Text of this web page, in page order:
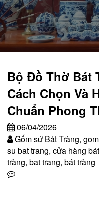
Bộ Đồ Thờ Bát
Cách Chọn Và
Chuẩn Phong
06/04/2026
Gốm sứ Bát Tràng, gom
su bat trang, cửa hàng bát
tràng, bat trang, bát tràng